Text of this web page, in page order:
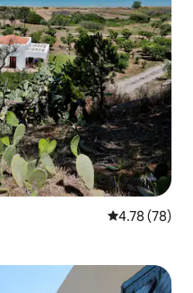
レビュー78
4.78 (78)